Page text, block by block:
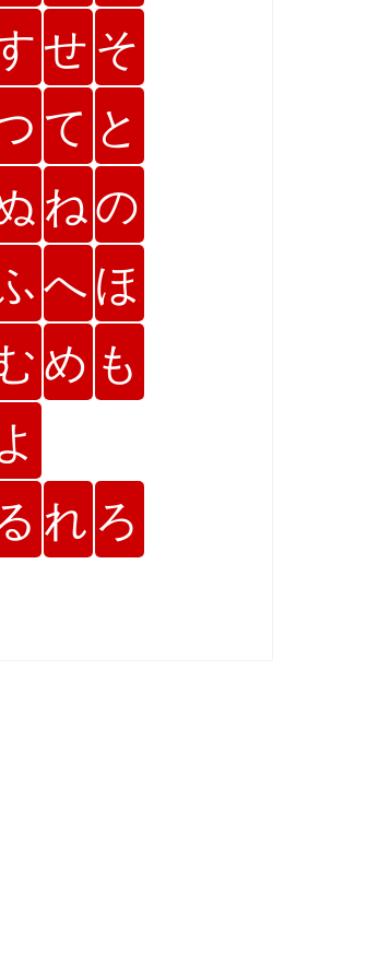
せ そ
て と
ねの
へほ
め も
れ ろ